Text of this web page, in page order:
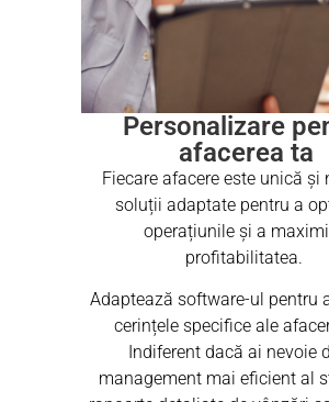
Personalizare
afacerea ta
Fiecare afacere este unică și
soluții adaptate pentru a
operațiunile și a
profitabilitatea.
Adaptează software-ul pentru
cerințele specifice ale
Indiferent dacă ai nevoie
management mai eficient al